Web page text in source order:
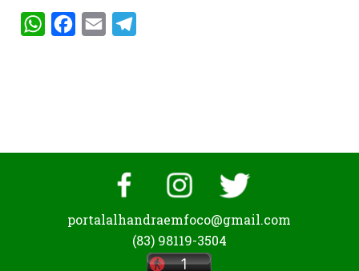
WhatsAppFacebook
Email
portalalhandraemfoco@gmail.com
(83) 98119-3504